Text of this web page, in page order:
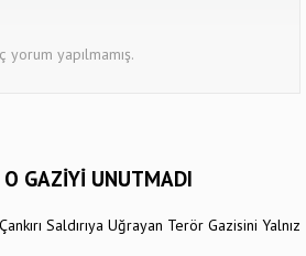
yorum yapılmamış.
GAZİYİ UNUTMADI
Saldırıya Uğrayan Terör Gazisini Yalnız